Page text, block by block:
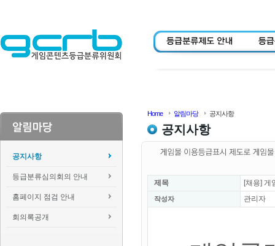
공지사항
등급분류심의회의 안내
홈페이지 점검 안내
회의록공개
Home 알림마당 공지사항
공지사항
제목 [채용] 게
작성자 관리자